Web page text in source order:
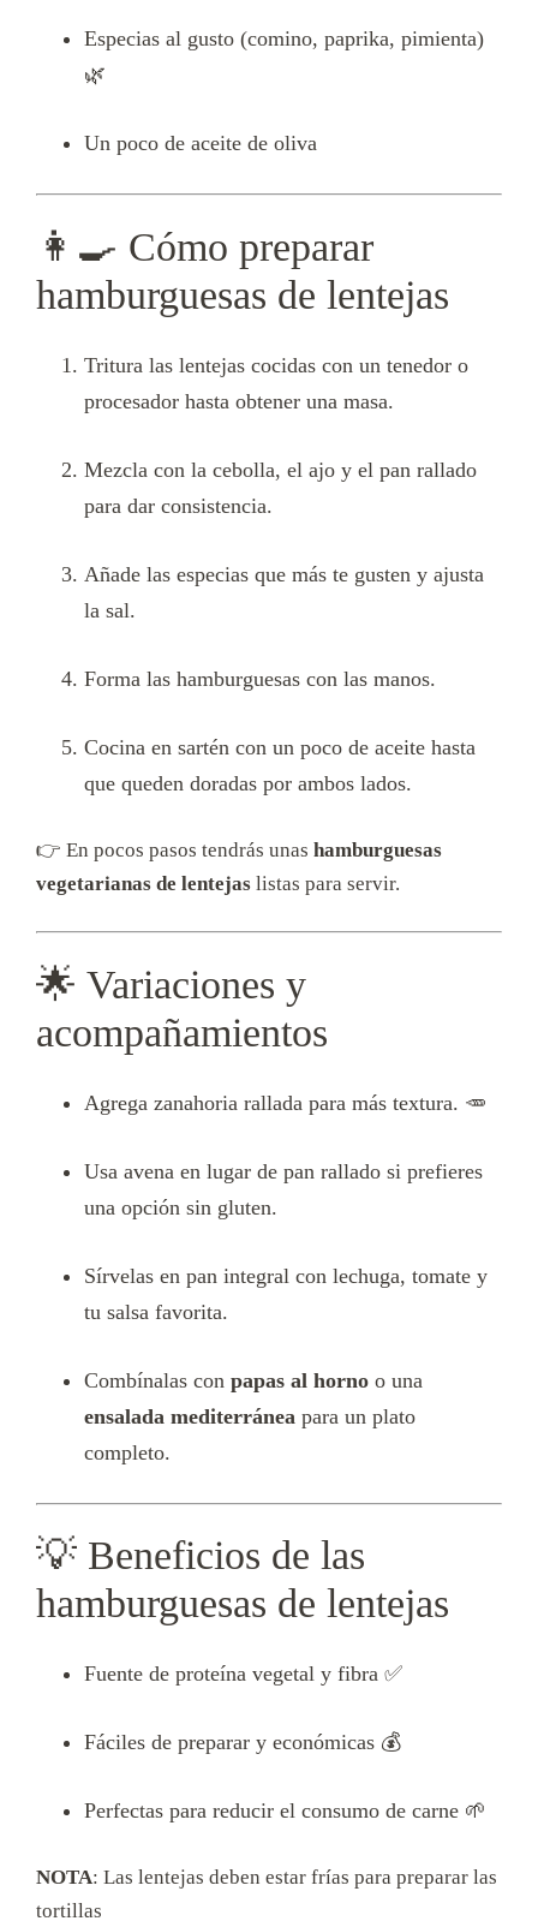
Especias al gusto (comino, paprika, pimienta)
🌿
Un poco de aceite de oliva
👩‍🍳 Cómo preparar
hamburguesas de lentejas
Tritura las lentejas cocidas con un tenedor o
procesador hasta obtener una masa.
Mezcla con la cebolla, el ajo y el pan rallado
para dar consistencia.
Añade las especias que más te gusten y ajusta
la sal.
Forma las hamburguesas con las manos.
Cocina en sartén con un poco de aceite hasta
que queden doradas por ambos lados.
👉 En pocos pasos tendrás unas hamburguesas
vegetarianas de lentejas listas para servir.
🌟 Variaciones y
acompañamientos
Agrega zanahoria rallada para más textura. 🥕
Usa avena en lugar de pan rallado si prefieres
una opción sin gluten.
Sírvelas en pan integral con lechuga, tomate y
tu salsa favorita.
Combínalas con papas al horno o una
ensalada mediterránea para un plato
completo.
💡 Beneficios de las
hamburguesas de lentejas
Fuente de proteína vegetal y fibra ✅
Fáciles de preparar y económicas 💰
Perfectas para reducir el consumo de carne 🌱
NOTA: Las lentejas deben estar frías para preparar las
tortillas